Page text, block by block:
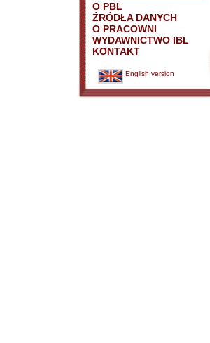
O PBL
ŹRÓDŁA DANYCH
O PRACOWNI
WYDAWNICTWO IBL
KONTAKT
English version